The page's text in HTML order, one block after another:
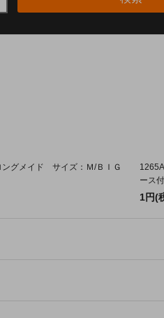
ングメイド サイズ：Ｍ/ＢＩＧ
ース
1円(